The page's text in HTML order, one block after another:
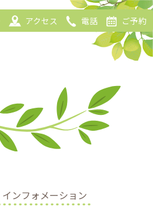
インフォメーション
アクセス 電話 ご予約